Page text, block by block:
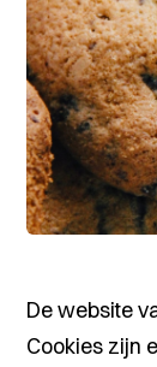
De website
Cookies zijn